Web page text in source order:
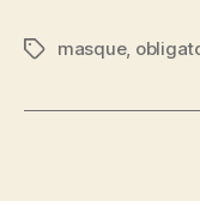
Étiquettes
masque,